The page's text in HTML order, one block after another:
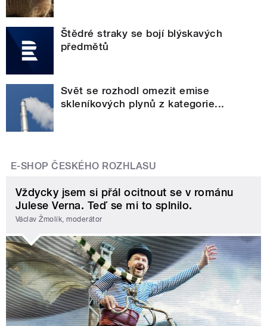
Štědré straky se bojí blýskavých
předmětů
Svět se rozhodl omezit emise
skleníkových plynů z kategorie...
E-SHOP ČESKÉHO ROZHLASU
Vždycky jsem si přál ocitnout se v románu
Julese Verna. Teď se mi to splnilo.
Václav Žmolík, moderátor